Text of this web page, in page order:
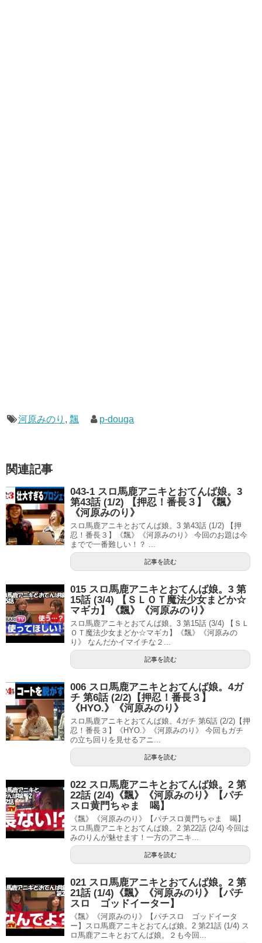
河原みのり , 飄 p-douga
関連記事
043-1 スロ馬鹿アニキとおてんば娘。3
第43話 (1/2) 【押忍！番長３】《飄》
《河原みのり》
スロ馬鹿アニキとおてんば娘。3 第43話 (1/2) 【押
忍！番長３】《飄》《河原みのり》 今回のお題は今
までで一番難しい！？ ...
記事を読む
015 スロ馬鹿アニキとおてんば娘。3 第
15話 (3/4) 【ＳＬＯＴ魔法少女まどか☆
マギカ】《飄》《河原みのり》
スロ馬鹿アニキとおてんば娘。3 第15話 (3/4) 【ＳＬ
ＯＴ魔法少女まどか☆マギカ】《飄》《河原みの
り》 なんだかイマイチな２...
記事を読む
006 スロ馬鹿アニキとおてんば娘。4ガ
チ 第6話 (2/2)【押忍！番長３】
《HYO.》《河原みのり》
スロ馬鹿アニキとおてんば娘。4ガチ 第6話 (2/2)【押
忍！番長３】《HYO.》《河原みのり》 今回もガチ
の立ち回りを見せるアニ...
記事を読む
022 スロ馬鹿アニキとおてんば娘。2 第
22話 (2/4)《飄》《河原みのり》【パチ
スロ黄門ちゃま 喝】
《飄》《河原みのり》【パチスロ黄門ちゃま 喝】
スロ馬鹿アニキとおてんば娘。2 第22話 (2/4) 今回は
みのりんが魅せます！一方のアニキ...
記事を読む
021 スロ馬鹿アニキとおてんば娘。2 第
21話 (1/4)《飄》《河原みのり》【パチ
スロ ゴッドイーター】
《飄》《河原みのり》【パチスロ ゴッドイータ
ー】スロ馬鹿アニキとおてんば娘。2 第21話 (1/4) ス
ロ馬鹿アニキとおてんば娘。２も今回...